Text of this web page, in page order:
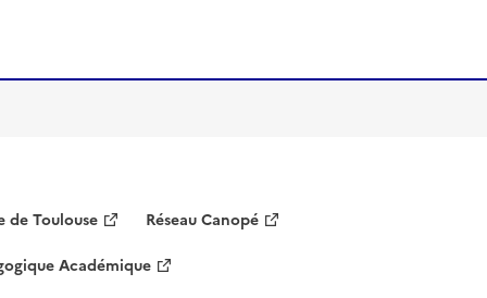
de Toulouse
Réseau Canopé
Académique